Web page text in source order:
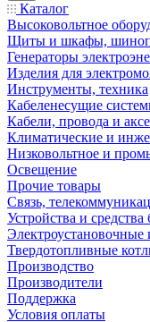
Каталог
Высоковольтное
Щиты и шкафы,
Генераторы
Изделия для
Инструменты, техника
Кабеленесущие
Кабели, провода и
Климатические и
Низковольтное и
Освещение
Прочие товары
Связь,
Устройства и средства
Электроустановочные
Твердотопливные
Производство
Производители
Поддержка
Условия оплаты